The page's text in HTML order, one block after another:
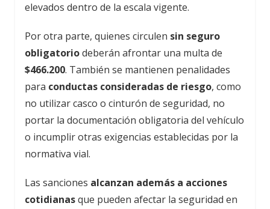
elevados dentro de la escala vigente.
Por otra parte, quienes circulen sin seguro
obligatoriodeberán afrontar una multa de
$466.200. También se mantienen penalidades
para conductas consideradas de riesgo, como
no utilizar casco o cinturón de seguridad, no
portar la documentación obligatoria del vehículo
o incumplir otras exigencias establecidas por la
normativa vial.
Las sanciones alcanzan además a acciones
cotidianasque pueden afectar la seguridad en